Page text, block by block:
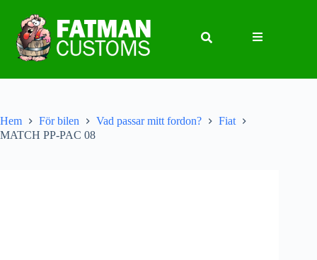
Hem För bilen Vad passar mitt fordon?
Fiat
MATCH PP-PAC 08